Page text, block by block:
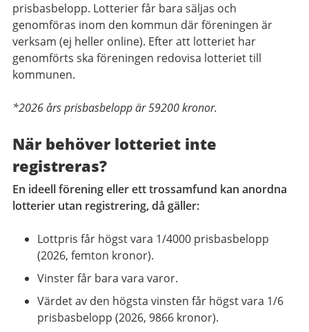
prisbasbelopp. Lotterier får bara säljas och
genomföras inom den kommun där föreningen är
verksam (ej heller online). Efter att lotteriet har
genomförts ska föreningen redovisa lotteriet till
kommunen.
*2026 års prisbasbelopp är 59200 kronor.
När behöver lotteriet inte
registreras?
En ideell förening eller ett trossamfund kan anordna
lotterier utan registrering, då gäller:
Lottpris får högst vara 1/4000 prisbasbelopp
(2026, femton kronor).
Vinster får bara vara varor.
Värdet av den högsta vinsten får högst vara 1/6
prisbasbelopp (2026, 9866 kronor).